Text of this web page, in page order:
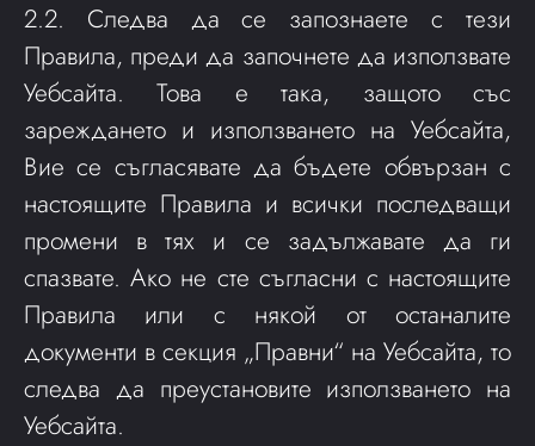
2.2. Следва да се запознаете с тези
Правила, преди да започнете да използвате
Уебсайта. Това е така, защото със
зареждането и използването на Уебсайта,
Вие се съгласявате да бъдете обвързан с
настоящите Правила и всички последващи
промени в тях и се задължавате да ги
спазвате. Ако не сте съгласни с настоящите
Правила или с някой от останалите
документи в секция „Правни“ на Уебсайта, то
следва да преустановите използването на
Уебсайта.